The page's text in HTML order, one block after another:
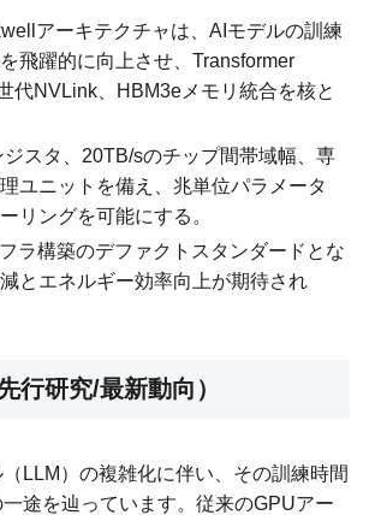
アーキテクチャは、AIモデルの訓練
飛躍的に向上させ、Transformer
代NVLink、HBM3eメモリ統合を核と
スタ、20TB/sのチップ間帯域幅、専
ユニットを備え、兆単位パラメータ
リングを可能にする。
ラ構築のデファクトスタンダードとな
とエネルギー効率向上が期待され
行研究/最新動向）
LLM）の複雑化に伴い、その訓練時間
途を辿っています。従来のGPUアー